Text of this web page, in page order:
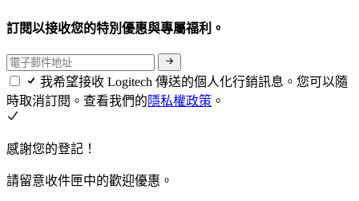
訂閱以接收您的特別優惠與專屬福利。
我希望接收 Logitech 傳送的個人化行銷訊息。您可以隨
時取消訂閱。查看我們的隱私權政策 。
感謝您的登記！
請留意收件匣中的歡迎優惠。